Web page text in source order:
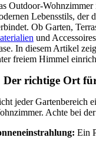
Outdoor-Wohnzimmer
Lebensstils, der
Ob Garten,
und
In diesem Artikel
freiem Himmel
Der richtige Ort
jeder Gartenbereich
Achte bei
Ein